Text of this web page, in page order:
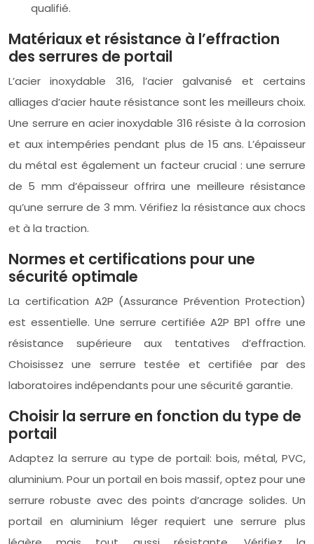
qualifié.
Matériaux et résistance à l’effraction
des serrures de portail
L’acier inoxydable 316, l’acier galvanisé et certains
alliages d’acier haute résistance sont les meilleurs choix.
Une serrure en acier inoxydable 316 résiste à la corrosion
et aux intempéries pendant plus de 15 ans. L’épaisseur
du métal est également un facteur crucial : une serrure
de 5 mm d’épaisseur offrira une meilleure résistance
qu’une serrure de 3 mm. Vérifiez la résistance aux chocs
et à la traction.
Normes et certifications pour une
sécurité optimale
La certification A2P (Assurance Prévention Protection)
est essentielle. Une serrure certifiée A2P BP1 offre une
résistance supérieure aux tentatives d’effraction.
Choisissez une serrure testée et certifiée par des
laboratoires indépendants pour une sécurité garantie.
Choisir la serrure en fonction du type de
portail
Adaptez la serrure au type de portail: bois, métal, PVC,
aluminium. Pour un portail en bois massif, optez pour une
serrure robuste avec des points d’ancrage solides. Un
portail en aluminium léger requiert une serrure plus